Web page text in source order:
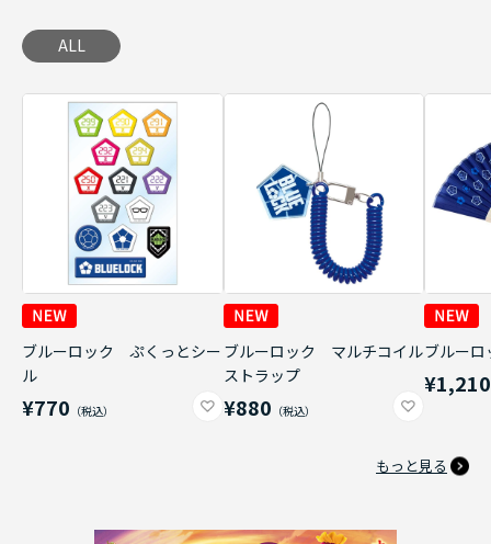
ALL
ブルーロック ぷくっとシー
ル
¥770
ブルーロック マルチコイル
ストラップ
¥880
ブルー
¥1,210
もっと見る